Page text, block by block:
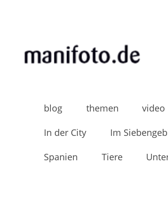
blog themen video
In der City Im
Spanien Tiere